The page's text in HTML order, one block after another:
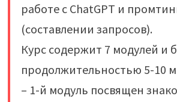
работе с ChatGPT и
(составлении запросов).
Курс содержит 7 модулей и
продолжительностью 5-10
– 1-й модуль посвящен